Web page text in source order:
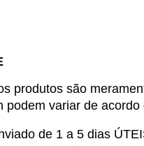
produtos são
podem variar de
de 1 a 5 dias